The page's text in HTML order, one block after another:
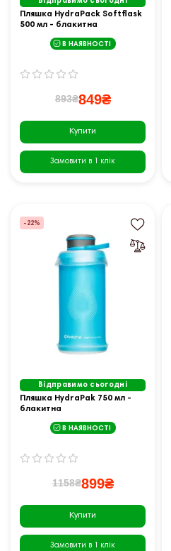
Пляшка HydraPack Softflask
500 мл - блакитна
В НАЯВНОСТІ
893₴849₴
Купити
Замовити в 1 клік
-22%
Відправимо сьогодні
Пляшка HydraPak 750 мл -
блакитна
В НАЯВНОСТІ
1158₴899₴
Купити
Замовити в 1 клік